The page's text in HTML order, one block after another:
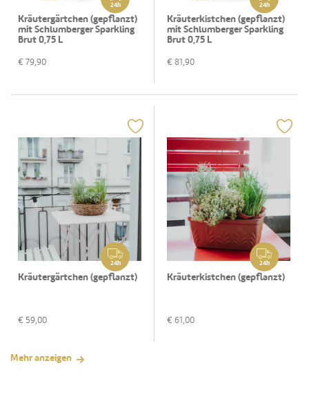
24h
Kräutergärtchen (gepflanzt)
mit Schlumberger Sparkling
Brut 0,75 L
€ 79,90
24h
Kräuterkistchen (gepflanzt)
mit Schlumberger Sparkling
Brut 0,75 L
€ 81,90
24h
Kräutergärtchen (gepflanzt)
€ 59,00
24h
Kräuterkistchen (gepflanzt)
€ 61,00
Mehr anzeigen